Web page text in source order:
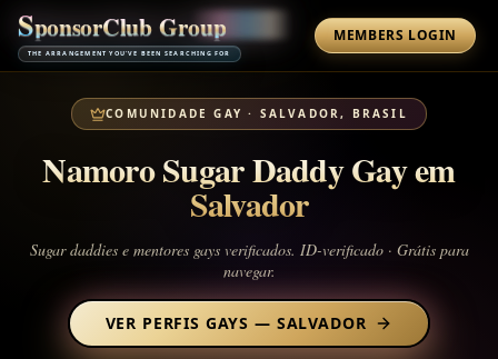
SponsorClub Group
THE ARRANGEMENT YOU'VE BEEN SEARCHING FOR
MEMBERS LOGIN
COMUNIDADE GAY · SALVADOR, BRASIL
Namoro Sugar Daddy Gay em
Salvador
Sugar daddies e mentores gays verificados. ID-verificado · Grátis para
navegar.
VER PERFIS GAYS — SALVADOR